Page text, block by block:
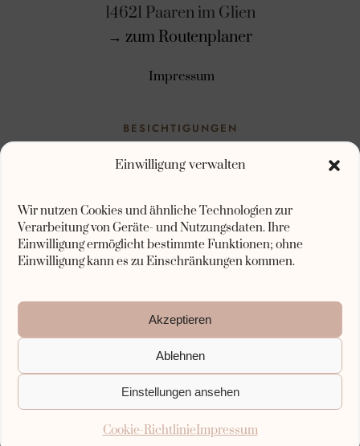
Einwilligung verwalten
Wir nutzen Cookies und ähnliche Technologien zur
Verarbeitung von Geräte- und Nutzungsdaten. Ihre
Einwilligung ermöglicht bestimmte Funktionen; ohne
Einwilligung kann es zu Einschränkungen kommen.
Akzeptieren
Ablehnen
Einstellungen ansehen
Cookie-RichtlinieImpressum
14621 Paaren im Glien
→ zum Routenplaner
Impressum
BESICHTIGUNGEN
Bitte sendet uns eine Anfrage direkt per E-
foxberghof(at)outlook.com
und wir werden uns in Kürze mit einem
Der Vierseitenhof Kontakt
Impressum
Cookie-Richtlinie (EU)
2026 – Vierseitenhof Hochzeit